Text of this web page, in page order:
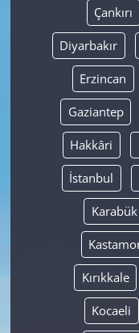
Çankırı
Diyarbakır
Erzincan
Gaziantep
Hakkâri
İstanbul
Karabük
Kırıkkale
Kocaeli